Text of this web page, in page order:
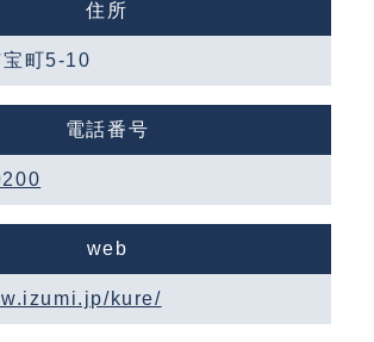
住所
宝町5-10
電話番号
web
kure/